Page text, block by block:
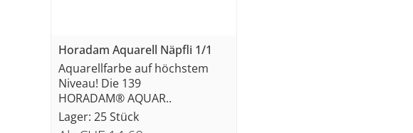
Horadam Aquarell Näpfli 1/1
Aquarellfarbe auf höchstem
Niveau! Die 139
HORADAM® AQUAR..
Lager: 25 Stück